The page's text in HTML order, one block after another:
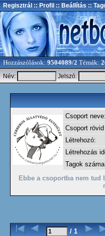
Regisztrál :: Profil :: Beállítás ::
Hozzászólások: 9504089/2 Témák:
Név:
Jelszó:
Csoport neve:
Csoport
Létrehozó:
Létrehozás
Tagok
Ebbe a csoportba nem
/ 1